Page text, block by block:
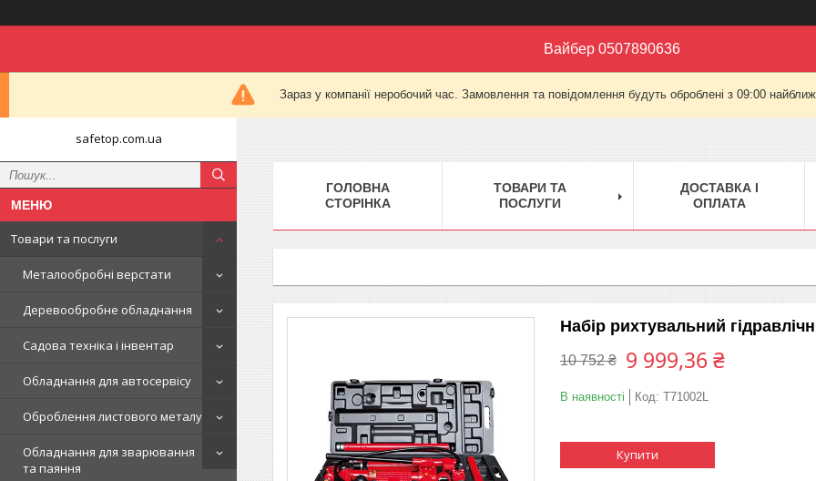
Вайбер 0507890636
Зараз у компанії неробочий час. Замовлення та повідомлення будуть оброблені з 09:00
safetop.com.ua
Товари та послуги
Металообробні верстати
Деревообробне обладнання
Садова техніка і інвентар
Обладнання для автосервісу
Оброблення листового металу
Обладнання для зварювання
та паяння
ГОЛОВНА
СТОРІНКА
ТОВАРИ ТА
ПОСЛУГИ
ДОСТАВКА І
ОПЛАТА
Набір рихтувальний
10 752 ₴ 9 999,36 ₴
В наявності Код: T71002L
Купити